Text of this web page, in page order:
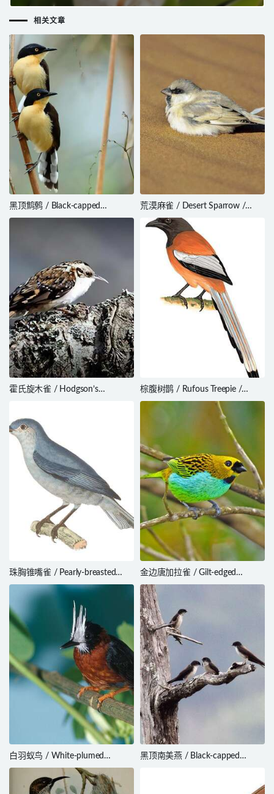
相关文章
黑顶鹪鹩 / Black-capped
Donacobius / Donacobius
荒漠麻雀 / Desert Sparrow /
Passer simplex
霍氏旋木雀 / Hodgson’s
棕腹树鹊 / Rufous Treepie /
Dendrocitta vagabunda
珠胸锥嘴雀 / Pearly-breasted
Conebill / Conirostrum margaritae
金边唐加拉雀 / Gilt-edged
Tanager / Tangara cyanoventris
白羽蚁鸟 / White-plumed
Antbird / Pithys albifrons
黑顶南美燕 / Black-capped